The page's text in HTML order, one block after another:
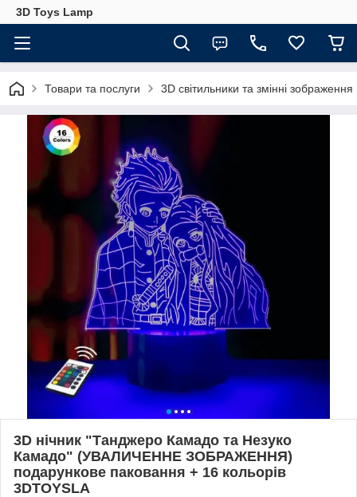
3D Toys Lamp
Товари та послуги 3D світильники та змінні зображення
3D нічник "Танджеро Камадо та Незуко
Камадо" (УВАЛИЧЕННЕ ЗОБРАЖЕННЯ)
подарункове паковання + 16 кольорів
3DTOYSLA